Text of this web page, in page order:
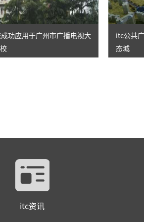
功应用于广州市广播电视大
itc公共
态城
itc资讯